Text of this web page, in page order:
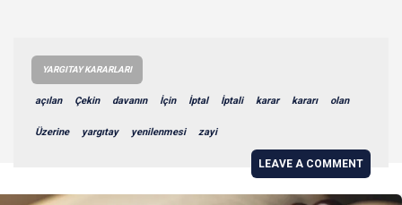
YARGITAY KARARLARI
açılan Çekin davanın İçin İptal İptali karar kararı olan
Üzerine yargıtay yenilenmesi zayi
LEAVE A COMMENT